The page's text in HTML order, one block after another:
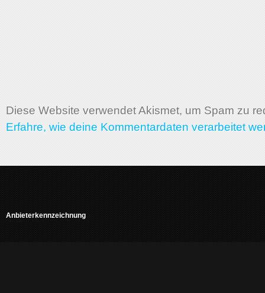
Diese Website verwendet Akismet, um Spam zu
Erfahre, wie deine Kommentardaten verarbeitet
Anbieterkennzeichnung